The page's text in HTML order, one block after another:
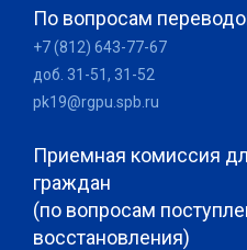
По вопросам
+7 (812) 643-77-67
доб. 31-51, 31-52
pk19@rgpu.spb.ru
Приемная комиссия
граждан
(по вопросам
восстановления)